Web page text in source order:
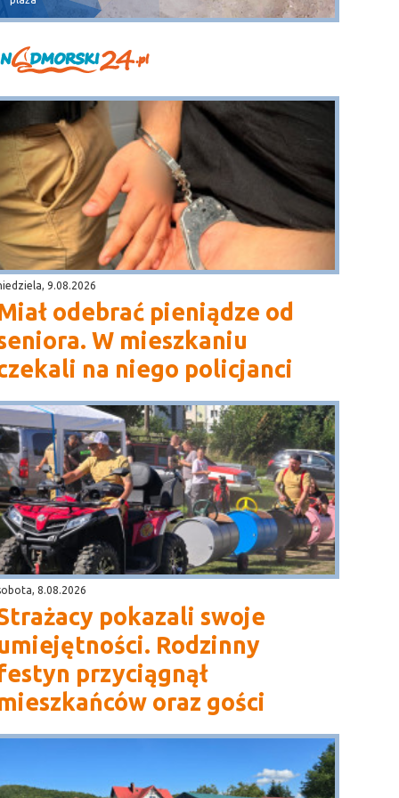
9.08.2026
odebrać pieniądze od
W mieszkaniu
na niego policjanci
8.08.2026
pokazali swoje
Rodzinny
przyciągnął
oraz gości